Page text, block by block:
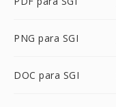
PNG para SGI
DOC para SGI